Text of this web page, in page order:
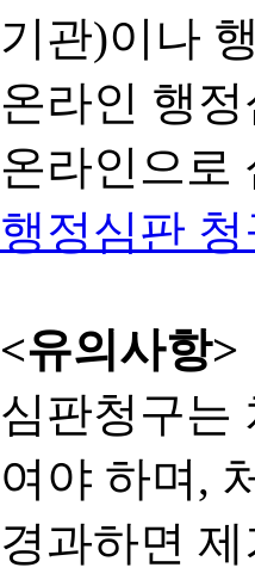
기관)이나
온라인 행
온라인으로
행정심판
<유의사항>
심판청구는
여야 하며,
경과하면